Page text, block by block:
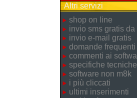
Altri servizi
shop on line
invio sms gratis da
invio e-mail gratis
domande frequenti
commenti ai
specifiche tecniche
software non m8k
i più cliccati
ultimi inserimenti